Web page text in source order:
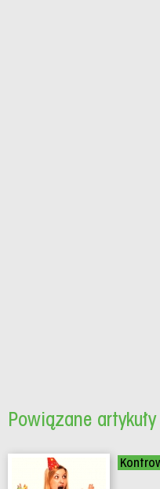
Powiązane artykuły